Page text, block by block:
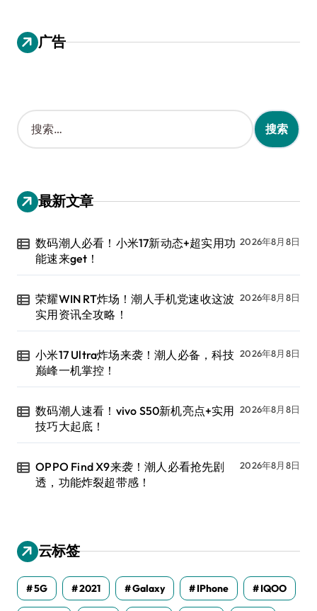
广告
搜
索
：
最新文章
数码潮人必看！小米17新动态+超实用功
能速来get！
2026年8月8日
荣耀WIN RT炸场！潮人手机党速收这波
实用资讯全攻略！
2026年8月8日
小米17 Ultra炸场来袭！潮人必备，科技
巅峰一机掌控！
2026年8月8日
数码潮人速看！vivo S50新机亮点+实用
技巧大起底！
2026年8月8日
OPPO Find X9来袭！潮人必看抢先剧
透，功能炸裂超带感！
2026年8月8日
云标签
5G 2021 Galaxy IPhone IQOO